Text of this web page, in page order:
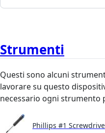
Strumenti
Questi sono alcuni
lavorare su questo
necessario ogni strumento
Phillips #1